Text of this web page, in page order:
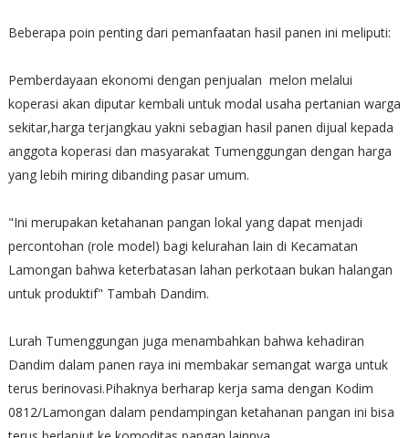
​Beberapa poin penting dari pemanfaatan hasil panen ini meliputi:
​Pemberdayaan ekonomi dengan penjualan melon melalui
koperasi akan diputar kembali untuk modal usaha pertanian warga
sekitar,harga terjangkau yakni sebagian hasil panen dijual kepada
anggota koperasi dan masyarakat Tumenggungan dengan harga
yang lebih miring dibanding pasar umum.
"​Ini merupakan ketahanan pangan lokal yang dapat menjadi
percontohan (role model) bagi kelurahan lain di Kecamatan
Lamongan bahwa keterbatasan lahan perkotaan bukan halangan
untuk produktif" Tambah Dandim.
​Lurah Tumenggungan juga menambahkan bahwa kehadiran
Dandim dalam panen raya ini membakar semangat warga untuk
terus berinovasi.Pihaknya berharap kerja sama dengan Kodim
0812/Lamongan dalam pendampingan ketahanan pangan ini bisa